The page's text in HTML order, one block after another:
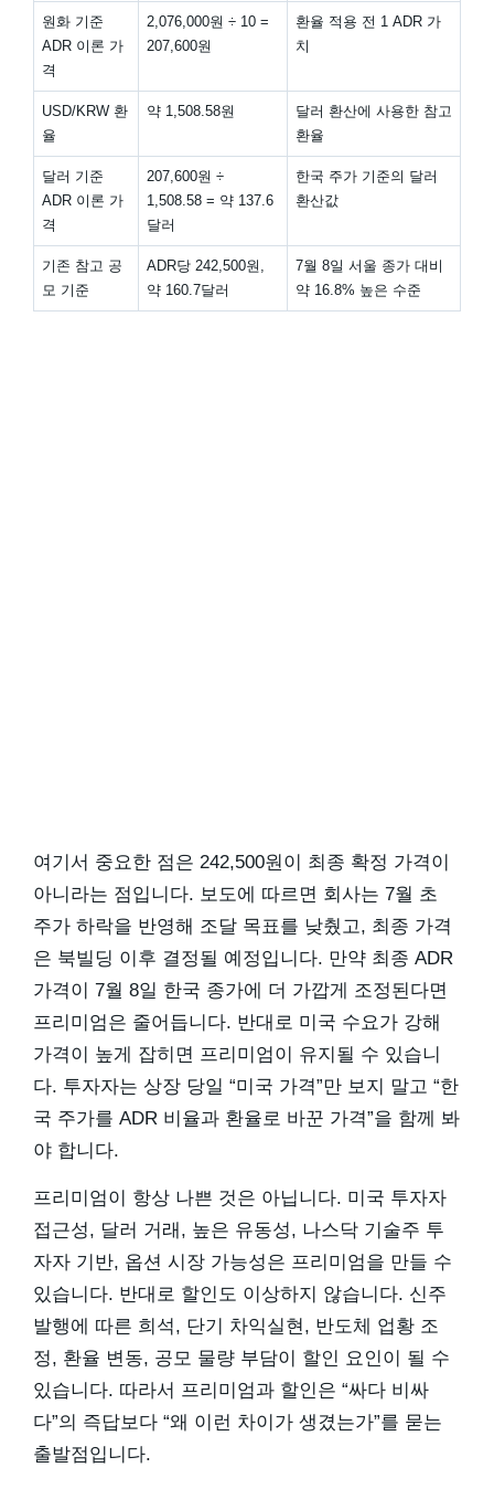
원화 기준
ADR 이론 가
격
2,076,000원 ÷ 10 =
207,600원
환율 적용 전 1 ADR 가
치
USD/KRW 환
율
약 1,508.58원
달러 환산에 사용한 참고
환율
달러 기준
ADR 이론 가
격
207,600원 ÷
1,508.58 = 약 137.6
달러
한국 주가 기준의 달러
환산값
기존 참고 공
모 기준
ADR당 242,500원,
약 160.7달러
7월 8일 서울 종가 대비
약 16.8% 높은 수준
여기서 중요한 점은 242,500원이 최종 확정 가격이
아니라는 점입니다. 보도에 따르면 회사는 7월 초
주가 하락을 반영해 조달 목표를 낮췄고, 최종 가격
은 북빌딩 이후 결정될 예정입니다. 만약 최종 ADR
가격이 7월 8일 한국 종가에 더 가깝게 조정된다면
프리미엄은 줄어듭니다. 반대로 미국 수요가 강해
가격이 높게 잡히면 프리미엄이 유지될 수 있습니
다. 투자자는 상장 당일 “미국 가격”만 보지 말고 “한
국 주가를 ADR 비율과 환율로 바꾼 가격”을 함께 봐
야 합니다.
프리미엄이 항상 나쁜 것은 아닙니다. 미국 투자자
접근성, 달러 거래, 높은 유동성, 나스닥 기술주 투
자자 기반, 옵션 시장 가능성은 프리미엄을 만들 수
있습니다. 반대로 할인도 이상하지 않습니다. 신주
발행에 따른 희석, 단기 차익실현, 반도체 업황 조
정, 환율 변동, 공모 물량 부담이 할인 요인이 될 수
있습니다. 따라서 프리미엄과 할인은 “싸다 비싸
다”의 즉답보다 “왜 이런 차이가 생겼는가”를 묻는
출발점입니다.